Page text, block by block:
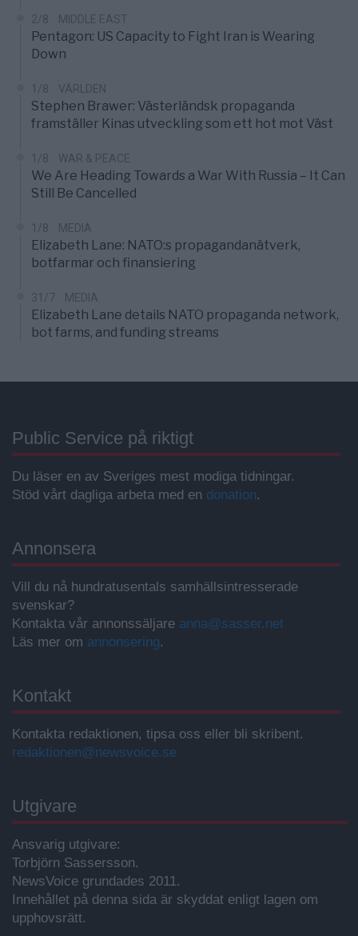
2/8 MIDDLE EAST
Pentagon: US Capacity to Fight Iran is Wearing
Down
1/8 VÄRLDEN
Stephen Brawer: Västerländsk propaganda
framställer Kinas utveckling som ett hot mot Väst
1/8 WAR & PEACE
We Are Heading Towards a War With Russia – It Can
Still Be Cancelled
1/8 MEDIA
Elizabeth Lane: NATO:s propagandanätverk,
botfarmar och finansiering
31/7 MEDIA
Elizabeth Lane details NATO propaganda network,
bot farms, and funding streams
Public Service på riktigt
Du läser en av Sveriges mest modiga tidningar.
Stöd vårt dagliga arbeta med en donation.
Annonsera
Vill du nå hundratusentals samhällsintresserade
svenskar?
Kontakta vår annonssäljare anna@sasser.net
Läs mer om annonsering.
Kontakt
Kontakta redaktionen, tipsa oss eller bli skribent.
redaktionen@newsvoice.se
Utgivare
Ansvarig utgivare:
Torbjörn Sassersson.
NewsVoice grundades 2011.
Innehållet på denna sida är skyddat enligt lagen om
upphovsrätt.